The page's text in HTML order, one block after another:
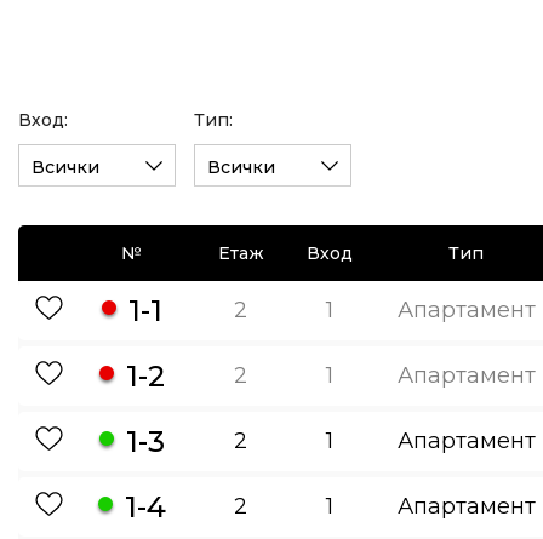
Вход:
Всички
Тип:
Всички
№ Етаж Вход Тип
1-1 2 1 Апартамент
1-2 2 1 Апартамент
1-3 2 1 Апартамент
1-4 2 1 Апартамент